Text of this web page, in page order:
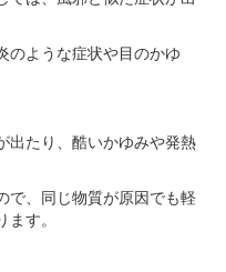
のような症状や目のかゆ
出たり、酷いかゆみや発熱
で、同じ物質が原因でも軽
す。